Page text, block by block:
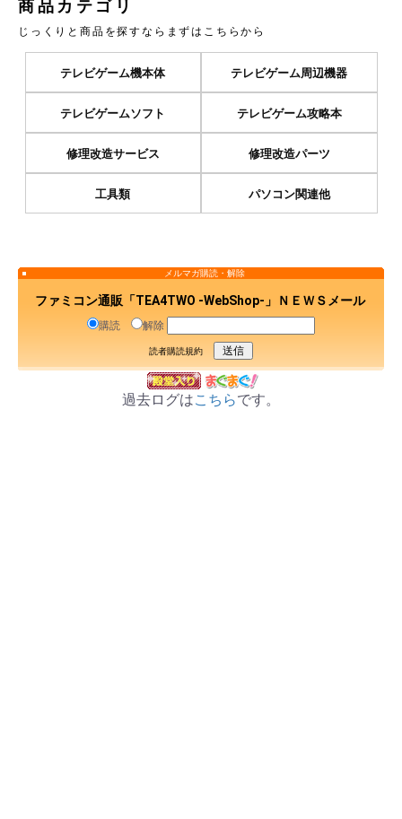
商品カテゴリ
じっくりと商品を探すならまずはこちらから
テレビゲーム機本体 テレビゲーム周辺機器
テレビゲームソフト テレビゲーム攻略本
修理改造サービス 修理改造パーツ
工具類 パソコン関連他
メルマガ購読・解除
ファミコン通販「TEA4TWO -WebShop-」ＮＥＷＳメール
購読 解除
読者購読規約
過去ログはこちらです。